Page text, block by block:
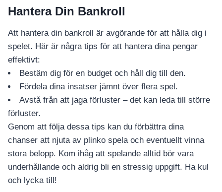
Hantera Din Bankroll
Att hantera din bankroll är avgörande för att hålla dig i
spelet. Här är några tips för att hantera dina pengar
effektivt:
Bestäm dig för en budget och håll dig till den.
Fördela dina insatser jämnt över flera spel.
Avstå från att jaga förluster – det kan leda till större
förluster.
Genom att följa dessa tips kan du förbättra dina
chanser att njuta av plinko spela och eventuellt vinna
stora belopp. Kom ihåg att spelande alltid bör vara
underhållande och aldrig bli en stressig uppgift. Ha kul
och lycka till!